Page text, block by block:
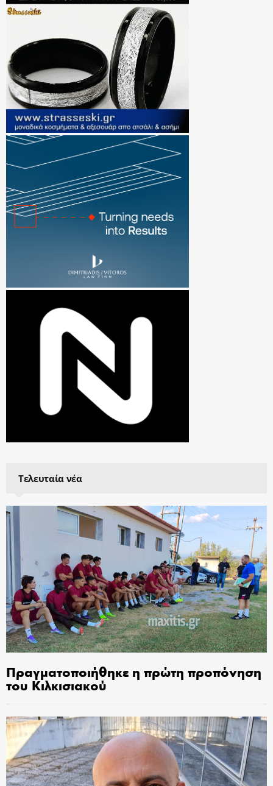
Τελευταία νέα
Πραγματοποιήθηκε η πρώτη προπόνηση
του Κιλκισιακού